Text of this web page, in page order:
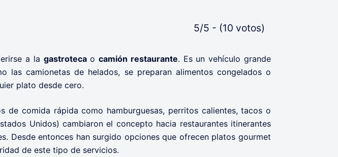
5/5 - (10 votos)
a la gastrotecaocamión restaurante. Es un vehículo grande
las camionetas de helados, se preparan alimentos congelados o
plato desde cero.
comida rápida como hamburguesas, perritos calientes, tacos o
Unidos) cambiaron el concepto hacia restaurantes itinerantes
Desde entonces han surgido opciones que ofrecen platos gourmet
de este tipo de servicios.